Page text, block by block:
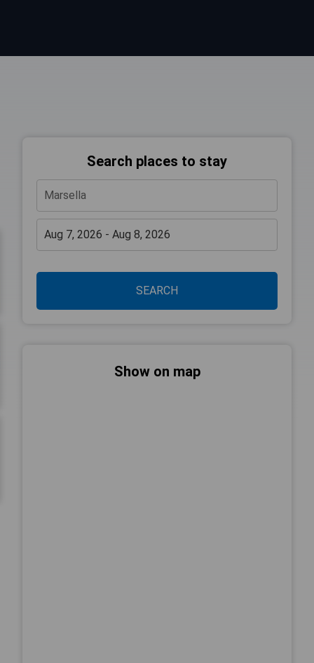
Search places to stay
SEARCH
Show on map